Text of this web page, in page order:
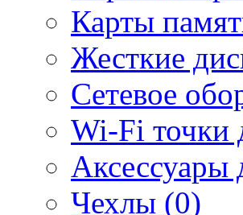
Карты
Жесткие
Сетевое
Wi-Fi точки
Аксессуары
Чехлы (0)